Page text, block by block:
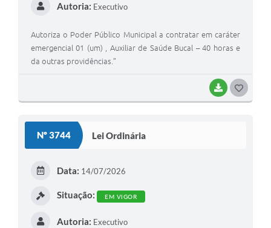
BAIXAR
Autoria: Executivo
Autoriza o Poder Público Municipal a contratar em caráter
emergencial 01 (um) , Auxiliar de Saúde Bucal – 40 horas e
da outras providências.”
Nº 3744 Lei Ordinária
Data: 14/07/2026
Situação: EM VIGOR
Autoria: Executivo